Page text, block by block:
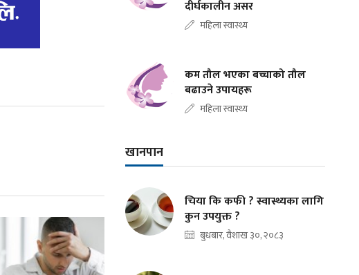
दीर्घकालीन असर
महिला स्वास्थ्य
कम तौल भएका बच्चाको तौल
बढाउने उपायहरू
महिला स्वास्थ्य
खानपान
चिया कि कफी ? स्वास्थ्यका लागि
कुन उपयुक्त ?
बुधबार, वैशाख ३०, २०८३